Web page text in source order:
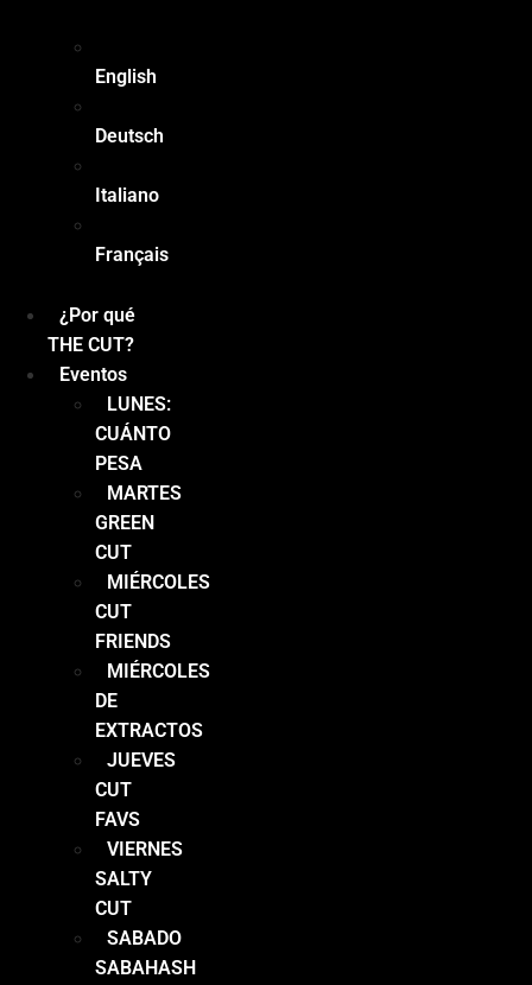
English
Deutsch
Italiano
Français
¿Por qué
THE CUT?
Eventos
LUNES:
CUÁNTO
PESA
MARTES
GREEN
CUT
MIÉRCOLES
CUT
FRIENDS
MIÉRCOLES
DE
EXTRACTOS
JUEVES
CUT
FAVS
VIERNES
SALTY
CUT
SABADO
SABAHASH